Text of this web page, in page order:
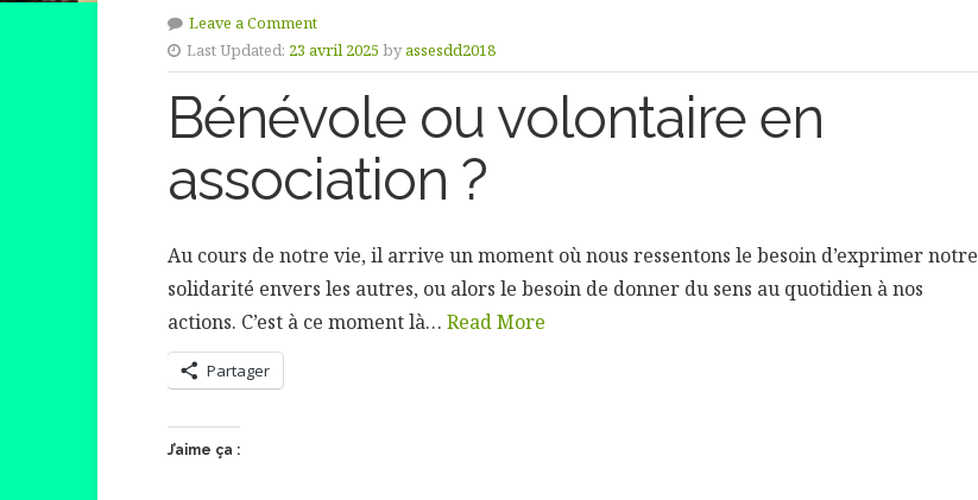
Leave a Comment
Last Updated: 23 avril 2025 byassesdd2018
Bénévole ou volontaire en
association ?
Au cours de notre vie, il arrive un moment où nous ressentons le besoin d’exprimer notre
solidarité envers les autres, ou alors le besoin de donner du sens au quotidien à nos
actions. C’est à ce moment là…Read More
Partager
J’aime ça :